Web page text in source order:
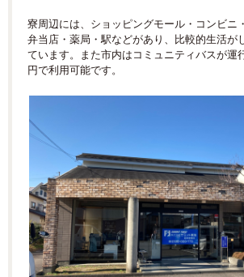
寮周辺には、ショッピングモール・コンビニ
弁当店・薬局・駅などがあり、比較的生活が
ています。また市内はコミュニティバスが運
円で利用可能です。